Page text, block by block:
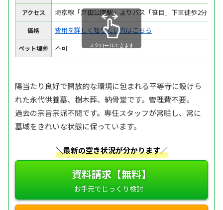
アクセス 埼京線「戸田公園駅」よりバス「笹目」下車徒歩2分
価格 費用を詳しく知りたい方はこちら
ペット埋葬 不可 スクロールできます
陽当たり良好で開放的な環境に包まれる平等寺に設けら
れた永代供養墓、樹木葬、納骨堂です。管理費不要。
過去の宗旨宗派不問です。専任スタッフが常駐し、常に
墓域をきれいな状態に保っています。
＼最新の空き状況が分かります／
資料請求【無料】